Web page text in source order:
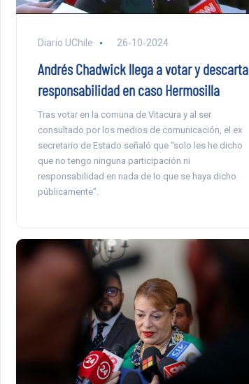
Diario UChile 26-10-2024
Andrés Chadwick llega a votar y descarta
responsabilidad en caso Hermosilla
Tras votar en la comuna de Vitacura y al ser
consultado por los medios de comunicación, el ex
secretario de Estado señaló que “solo les he dicho
que no tengo ninguna participación ni
responsabilidad en nada de lo que se haya dicho
públicamente”.